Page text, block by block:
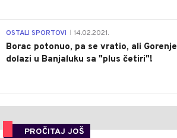
OSTALI SPORTOVI 14.02.2021.
Borac potonuo, pa se vratio, ali Gorenje
dolazi u Banjaluku sa "plus četiri"!
PROČITAJ JOŠ